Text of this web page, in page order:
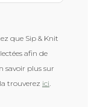
que Sip & Knit
afin de
savoir plus sur
trouverez ici